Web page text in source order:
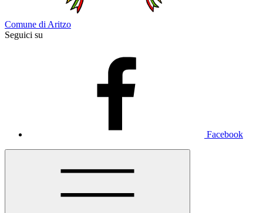
Comune di Aritzo
Seguici su
Facebook